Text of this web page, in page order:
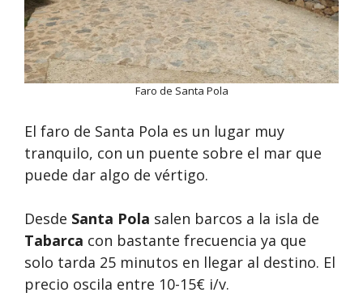
Faro de Santa Pola
El faro de Santa Pola es un lugar muy
tranquilo, con un puente sobre el mar que
puede dar algo de vértigo.
Desde Santa Pola salen barcos a la isla de
Tabarca con bastante frecuencia ya que
solo tarda 25 minutos en llegar al destino. El
precio oscila entre 10-15€ i/v.